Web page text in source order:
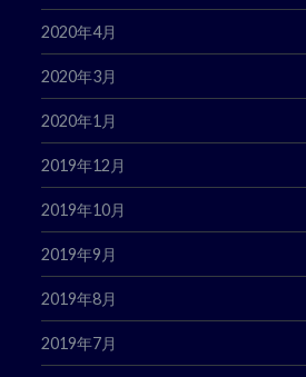
2020年4月
2020年3月
2020年1月
2019年12月
2019年10月
2019年9月
2019年8月
2019年7月